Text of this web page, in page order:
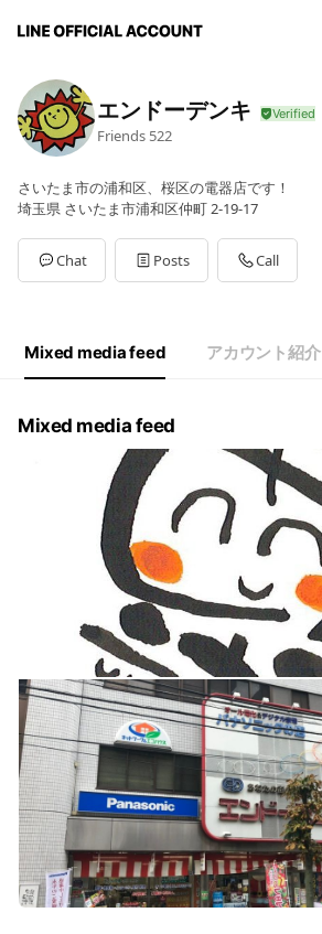
エンドーデンキ
Friends 522
さいたま市の浦和区、桜区の電器店です！
埼玉県 さいたま市浦和区仲町 2-19-17
Chat Posts Call
Mixed media feed アカウント紹介
Mixed media feed